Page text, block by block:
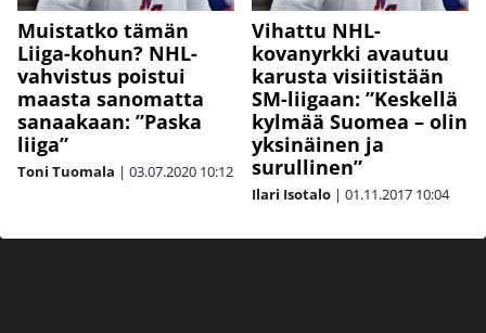
Muistatko tämän
Liiga-kohun? NHL-
vahvistus poistui
maasta sanomatta
sanaakaan: ”Paska
liiga”
Toni Tuomala | 03.07.2020 10:12
Vihattu NHL-
kovanyrkki avautuu
karusta visiitistään
SM-liigaan: ”Keskellä
kylmää Suomea – olin
yksinäinen ja
surullinen”
Ilari Isotalo | 01.11.2017 10:04